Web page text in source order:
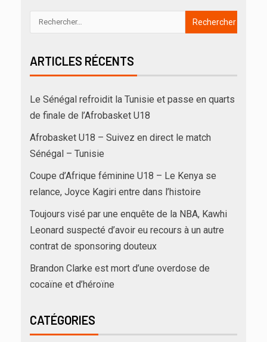
ARTICLES RÉCENTS
Le Sénégal refroidit la Tunisie et passe en quarts
de finale de l’Afrobasket U18
Afrobasket U18 – Suivez en direct le match
Sénégal – Tunisie
Coupe d’Afrique féminine U18 – Le Kenya se
relance, Joyce Kagiri entre dans l’histoire
Toujours visé par une enquête de la NBA, Kawhi
Leonard suspecté d’avoir eu recours à un autre
contrat de sponsoring douteux
Brandon Clarke est mort d’une overdose de
cocaïne et d’héroïne
CATÉGORIES